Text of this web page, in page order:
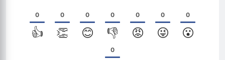
0
👍
0
👏
0
😊
0
👎
0
😡
0
😜
0
😮
0